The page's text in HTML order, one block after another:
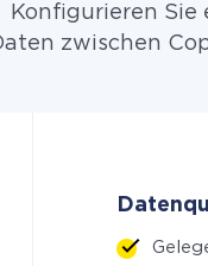
Konfigurieren Sie
zwischen